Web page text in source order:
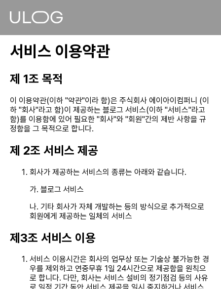
서비스 이용약관
제 1조 목적
이 이용약관(이하 "약관"이라 함)은 주식회사 에이아이컴퍼니 (이
하 "회사"라고 함)이 제공하는 블로그 서비스(이하 "서비스"라고
함)를 이용함에 있어 필요한 "회사"와 "회원"간의 제반 사항을 규
정함을 그 목적으로 합니다.
제 2조 서비스 제공
회사가 제공하는 서비스의 종류는 아래와 같습니다.
가. 블로그 서비스
나. 기타 회사가 자체 개발하는 등의 방식으로 추가적으로
회원에게 제공하는 일체의 서비스
제3조 서비스 이용
서비스 이용시간은 회사의 업무상 또는 기술상 불가능한 경
우를 제외하고 연중무휴 1일 24시간으로 제공함을 원칙으
로 합니다. 다만, 회사는 서비스 설비의 정기점검 등의 사유